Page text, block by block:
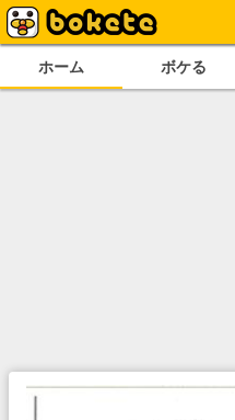
ホーム ボケる